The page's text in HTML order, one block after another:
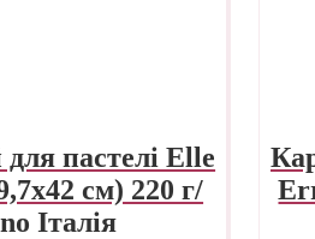
пастелі Elle
см) 220 г/
Італія